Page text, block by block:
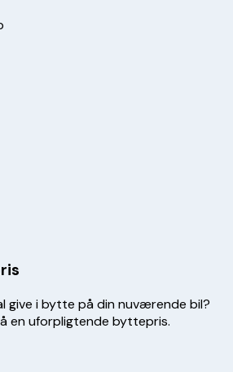
give i bytte på din nuværende bil?
en uforpligtende byttepris.